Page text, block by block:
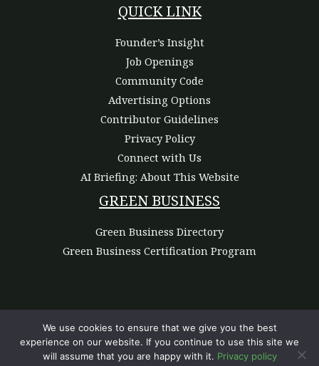
QUICK LINK
Founder’s Insight
Job Openings
Community Code
Advertising Options
Contributor Guidelines
Privacy Policy
Connect with Us
AI Briefing: About This Website
GREEN BUSINESS
Green Business Directory
Green Business Certification Program
Copyright © 2026 | Powered by Green Commerce Haven
We use cookies to ensure that we give you the best
experience on our website. If you continue to use this site we
will assume that you are happy with it. Privacy policy